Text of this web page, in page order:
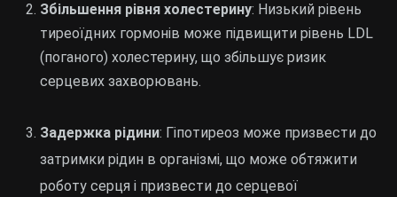
Збільшення рівня холестерину: Низький рівень
тиреоїдних гормонів може підвищити рівень LDL
(поганого) холестерину, що збільшує ризик
серцевих захворювань.
Задержка рідини: Гіпотиреоз може призвести до
затримки рідин в організмі, що може обтяжити
роботу серця і призвести до серцевої